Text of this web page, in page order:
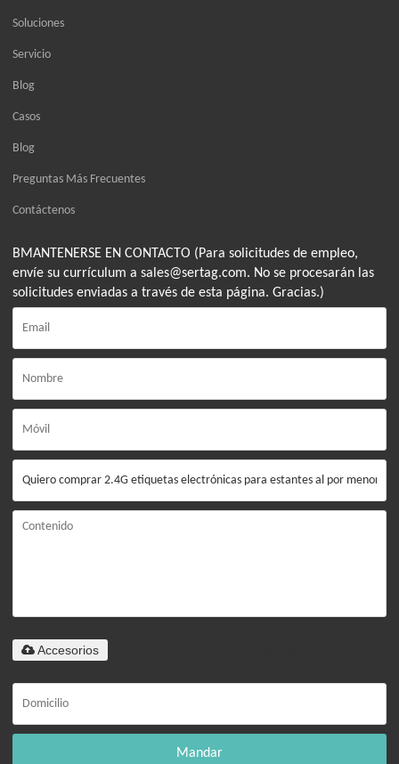
Soluciones
Servicio
Blog
Casos
Blog
Preguntas Más Frecuentes
Contáctenos
BMANTENERSE EN CONTACTO (Para solicitudes de empleo,
envíe su currículum a sales@sertag.com. No se procesarán las
solicitudes enviadas a través de esta página. Gracias.)
Accesorios
Mandar